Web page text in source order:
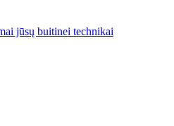
jūsų buitinei technikai